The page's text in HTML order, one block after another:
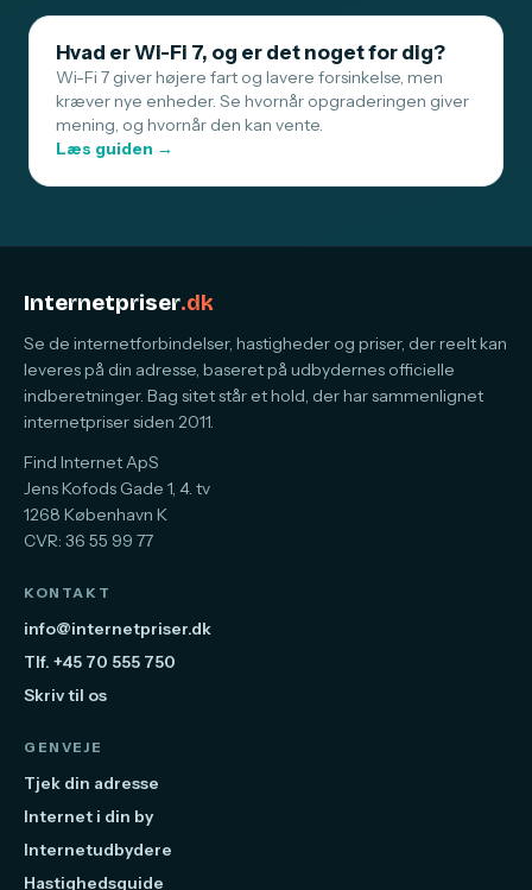
Hvad er Wi-Fi 7, og er det noget for dig?
Wi-Fi 7 giver højere fart og lavere forsinkelse, men
kræver nye enheder. Se hvornår opgraderingen giver
mening, og hvornår den kan vente.
Læs guiden →
Internetpriser.dk
Se de internetforbindelser, hastigheder og priser, der reelt kan
leveres på din adresse, baseret på udbydernes officielle
indberetninger. Bag sitet står et hold, der har sammenlignet
internetpriser siden 2011.
Find Internet ApS
Jens Kofods Gade 1, 4. tv
1268 København K
CVR: 36 55 99 77
KONTAKT
info@internetpriser.dk
Tlf. +45 70 555 750
Skriv til os
GENVEJE
Tjek din adresse
Internet i din by
Internetudbydere
Hastighedsguide